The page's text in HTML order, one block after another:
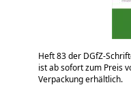
Heft 83 der DGfZ-
ist ab sofort zum Preis
Verpackung erhältlich.